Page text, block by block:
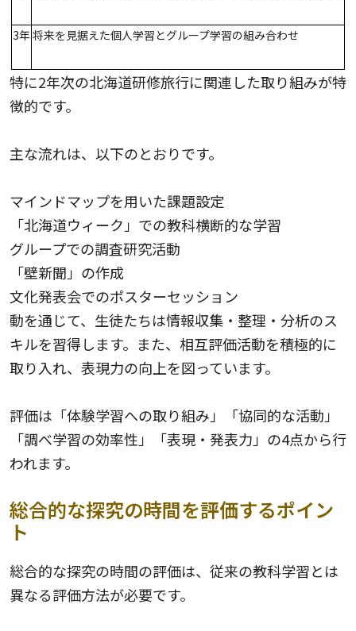
3年将来を見据えた個人学習とグループ学習の組み合わせ
特に2年次の北海道研修旅行に関連した取り組みが特
徴的です。
主な流れは、以下のとおりです。
マインドマップを用いた課題設定
「北海道ウィーク」での教科横断的な学習
グループでの調査研究活動
「壁新聞」の作成
文化発表会でのポスターセッション
動を通じて、生徒たちは情報収集・整理・分析のス
キルを習得します。また、相互評価活動を積極的に
取り入れ、表現力の向上を図っています。
評価は「体験学習への取り組み」「協同的な活動」
「調べ学習の効率性」「表現・発表力」の4点から行
われます。
総合的な探究の時間を評価するポイン
ト
総合的な探究の時間の評価は、従来の教科学習とは
異なる評価方法が必要です。